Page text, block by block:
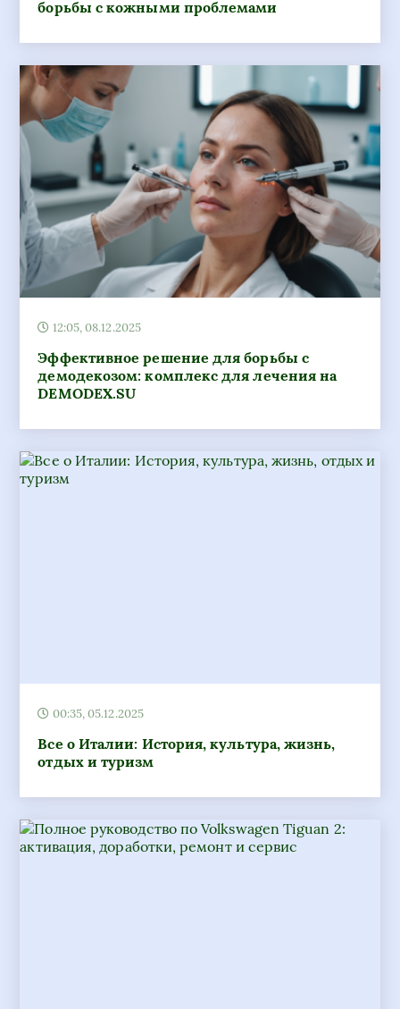
борьбы с кожными проблемами
12:05, 08.12.2025
Эффективное решение для борьбы с
демодекозом: комплекс для лечения на
DEMODEX.SU
00:35, 05.12.2025
Все о Италии: История, культура, жизнь,
отдых и туризм